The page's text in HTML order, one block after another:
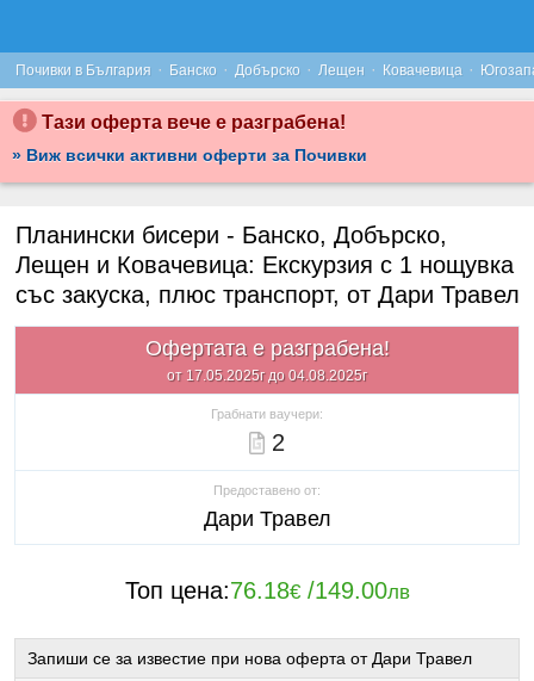
Почивки в България · Банско · Добърско · Лещен · Ковачевица ·
Тази оферта вече е разграбена!
» Виж всички активни оферти за Почивки
Планински бисери - Банско, Добърско,
Лещен и Ковачевица: Екскурзия с 1 нощувка
със закуска, плюс транспорт, от Дари Травел
Офертата е разграбена!
от 17.05.2025г до 04.08.2025г
Грабнати ваучери:
2
Предоставено от:
Дари Травел
Топ цена:76.18€/149.00лв
Запиши се за известие при нова оферта от Дари Травел